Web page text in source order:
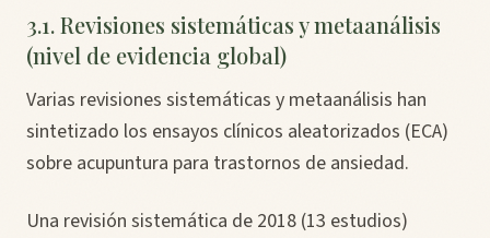
3.1. Revisiones sistemáticas y metaanálisis
(nivel de evidencia global)
Varias revisiones sistemáticas y metaanálisis han
sintetizado los ensayos clínicos aleatorizados (ECA)
sobre acupuntura para trastornos de ansiedad.
Una revisión sistemática de 2018 (13 estudios)